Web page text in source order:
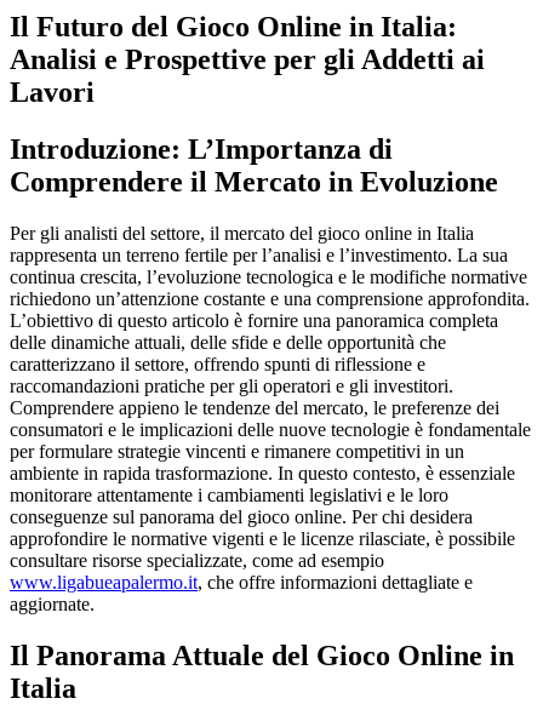
Il Futuro del Gioco Online in Italia:
Analisi e Prospettive per gli Addetti ai
Lavori
Introduzione: L’Importanza di
Comprendere il Mercato in Evoluzione
Per gli analisti del settore, il mercato del gioco online in Italia
rappresenta un terreno fertile per l’analisi e l’investimento. La sua
continua crescita, l’evoluzione tecnologica e le modifiche normative
richiedono un’attenzione costante e una comprensione approfondita.
L’obiettivo di questo articolo è fornire una panoramica completa
delle dinamiche attuali, delle sfide e delle opportunità che
caratterizzano il settore, offrendo spunti di riflessione e
raccomandazioni pratiche per gli operatori e gli investitori.
Comprendere appieno le tendenze del mercato, le preferenze dei
consumatori e le implicazioni delle nuove tecnologie è fondamentale
per formulare strategie vincenti e rimanere competitivi in un
ambiente in rapida trasformazione. In questo contesto, è essenziale
monitorare attentamente i cambiamenti legislativi e le loro
conseguenze sul panorama del gioco online. Per chi desidera
approfondire le normative vigenti e le licenze rilasciate, è possibile
consultare risorse specializzate, come ad esempio
www.ligabueapalermo.it, che offre informazioni dettagliate e
aggiornate.
Il Panorama Attuale del Gioco Online in
Italia